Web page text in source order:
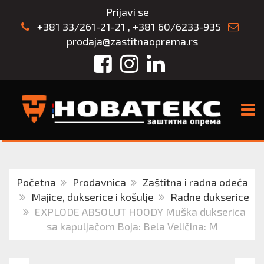
Prijavi se
+381 33/261-21-21 , +381 60/6233-935
prodaja@zastitnaoprema.rs
FacebookInstagram
LinkedIn
Početna Prodavnica
Zaštitna i radna odeća
Majice, dukserice i košulje
Radne dukserice
EXPLODE ABSOLUT HOODY Muška dukserica
sa kapuljačom Boja: Bela Veličina: M